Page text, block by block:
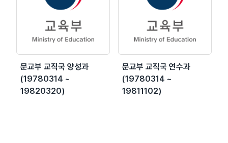
문교부 교직국 양성과
(19780314 ~
19820320)
문교부 교직국 연수과
(19780314 ~
19811102)